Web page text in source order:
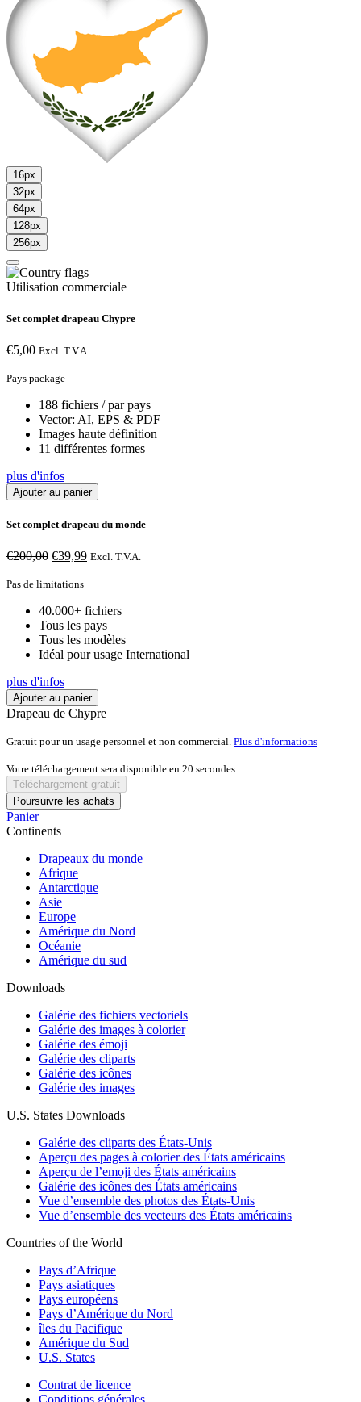
16px
32px
64px
128px
256px
Utilisation commerciale
Set complet drapeau Chypre
€5,00 Excl. T.V.A.
Pays package
188 fichiers / par pays
Vector: AI, EPS & PDF
Images haute définition
11 différentes formes
plus d'infos
Ajouter au panier
Set complet drapeau du monde
€200,00 Le
initial
€200,00.
€39,99Le
€39,99.
Excl. T.V.A.
Pas de limitations
40.000+ fichiers
Tous les pays
Tous les modèles
Idéal pour usage International
plus d'infos
Ajouter au panier
Drapeau de Chypre
Gratuit pour un usage personnel et non commercial. Plus d'informations
Votre téléchargement sera disponible en 20 secondes
Téléchargement gratuit
Poursuivre les achats
Panier
Continents
Drapeaux du monde
Afrique
Antarctique
Asie
Europe
Amérique du Nord
Océanie
Amérique du sud
Downloads
Galérie des fichiers vectoriels
Galérie des images à colorier
Galérie des émoji
Galérie des cliparts
Galérie des icônes
Galérie des images
U.S. States Downloads
Galérie des cliparts des États-Unis
Aperçu des pages à colorier des États américains
Aperçu de l’emoji des États américains
Galérie des icônes des États américains
Vue d’ensemble des photos des États-Unis
Vue d’ensemble des vecteurs des États américains
Countries of the World
Pays d’Afrique
Pays asiatiques
Pays européens
Pays d’Amérique du Nord
îles du Pacifique
Amérique du Sud
U.S. States
Contrat de licence